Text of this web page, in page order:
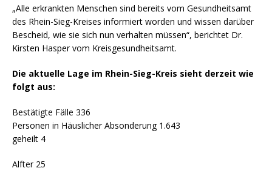
„Alle erkrankten Menschen sind bereits vom Gesundheitsamt
des Rhein-Sieg-Kreises informiert worden und wissen darüber
Bescheid, wie sie sich nun verhalten müssen“, berichtet Dr.
Kirsten Hasper vom Kreisgesundheitsamt.
Die aktuelle Lage im Rhein-Sieg-Kreis sieht derzeit wie
folgt aus:
Bestätigte Fälle 336
Personen in Häuslicher Absonderung 1.643
geheilt 4
Alfter 25